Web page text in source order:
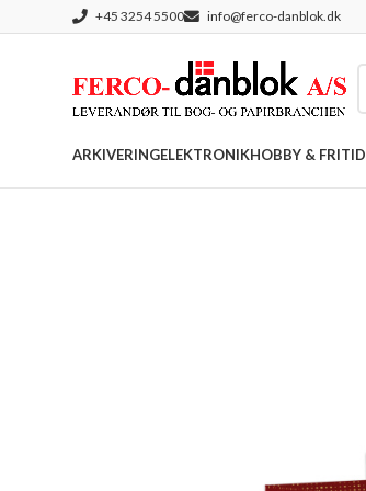
+45 3254 5500 info@ferco-danblok.dk
ARKIVERINGELEKTRONIKHOBBY & FRITID